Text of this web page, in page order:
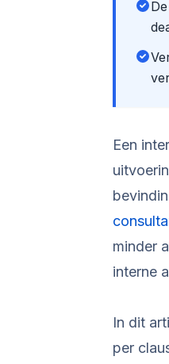
Een
minder
interne
In dit
per